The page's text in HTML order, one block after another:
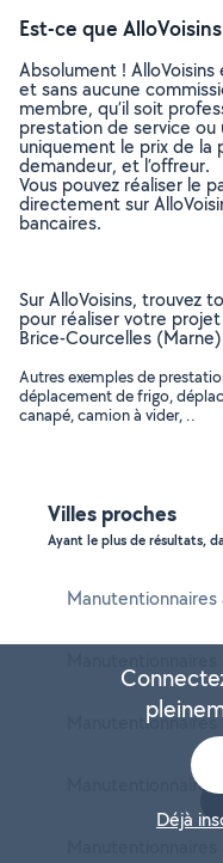
Est-ce que
Absolument !
et sans aucune
membre, qu’il soit
prestation de service ou
uniquement le prix de la
demandeur, et l’offreur.
Vous pouvez réaliser le
directement sur
bancaires.
Sur AlloVoisins, trouvez
pour réaliser votre
Brice-Courcelles (Marne)
Autres exemples de
déplacement de frigo,
canapé, camion à vider, ..
Villes proches
Ayant le plus de résultats,
Manutentionnaires
Déjà